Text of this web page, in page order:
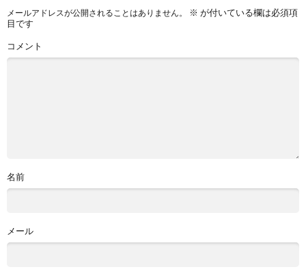
メールアドレスが公開されることはありません。 ※ が付いている欄は必須項
目です
コメント
名前
メール